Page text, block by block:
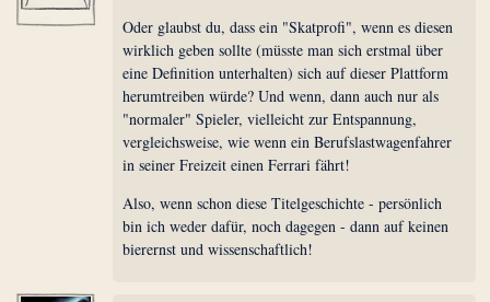
Oder glaubst du, dass ein "Skatprofi", wenn es diesen
wirklich geben sollte (müsste man sich erstmal über
eine Definition unterhalten) sich auf dieser Plattform
herumtreiben würde? Und wenn, dann auch nur als
"normaler" Spieler, vielleicht zur Entspannung,
vergleichsweise, wie wenn ein Berufslastwagenfahrer
in seiner Freizeit einen Ferrari fährt!
Also, wenn schon diese Titelgeschichte - persönlich
bin ich weder dafür, noch dagegen - dann auf keinen
bierernst und wissenschaftlich!